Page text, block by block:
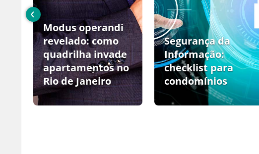
Modus operandi
revelado: como
quadrilha invade
apartamentos no
Rio de Janeiro
Segurança da
Informação:
checklist para
condomínios
‹